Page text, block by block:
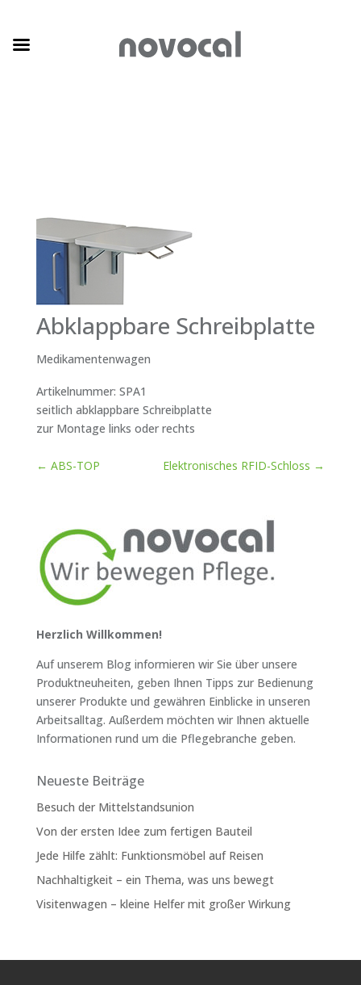
Abklappbare Schreibplatte
Medikamentenwagen
Artikelnummer: SPA1
seitlich abklappbare Schreibplatte
zur Montage links oder rechts
← ABS-TOP Elektronisches RFID-Schloss →
Herzlich Willkommen!
Auf unserem Blog informieren wir Sie über unsere
Produktneuheiten, geben Ihnen Tipps zur Bedienung
unserer Produkte und gewähren Einblicke in unseren
Arbeitsalltag. Außerdem möchten wir Ihnen aktuelle
Informationen rund um die Pflegebranche geben.
Neueste Beiträge
Besuch der Mittelstandsunion
Von der ersten Idee zum fertigen Bauteil
Jede Hilfe zählt: Funktionsmöbel auf Reisen
Nachhaltigkeit – ein Thema, was uns bewegt
Visitenwagen – kleine Helfer mit großer Wirkung